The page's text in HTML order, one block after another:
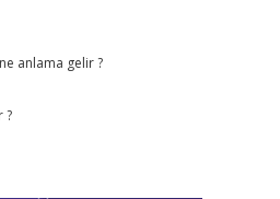
anlama gelir ?
?